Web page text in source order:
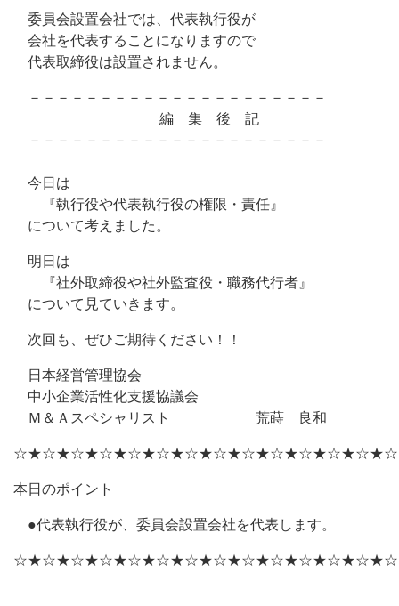
委員会設置会社では、代表執行役が
会社を代表することになりますので
代表取締役は設置されません。
－－－－－－－－－－－－－－－－－－－－－
編 集 後 記
－－－－－－－－－－－－－－－－－－－－－
今日は
『執行役や代表執行役の権限・責任』
について考えました。
明日は
『社外取締役や社外監査役・職務代行者』
について見ていきます。
次回も、ぜひご期待ください！！
日本経営管理協会
中小企業活性化支援協議会
Ｍ＆Ａスペシャリスト 荒蒔 良和
本日のポイント
●代表執行役が、委員会設置会社を代表します。